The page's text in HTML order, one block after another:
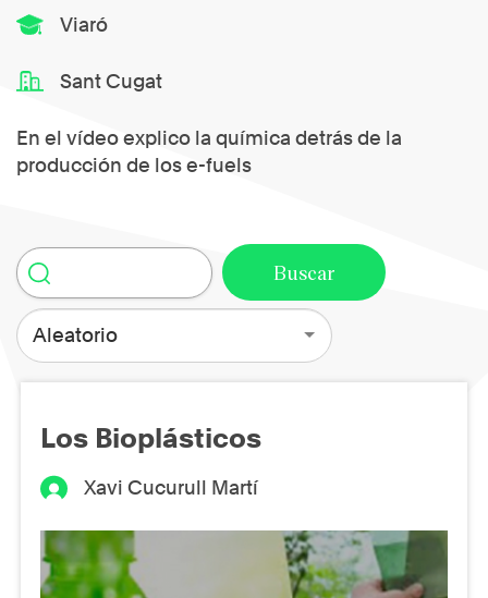
Viaró
Sant Cugat
En el vídeo explico la química detrás de la
producción de los e-fuels
Aleatorio
Los Bioplásticos
Xavi Cucurull Martí